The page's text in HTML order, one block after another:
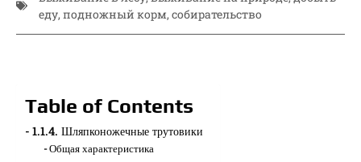
еду, подножный корм, собирательство
Table of Contents
1.1.4. Шляпконожечные трутовики
Общая характеристика